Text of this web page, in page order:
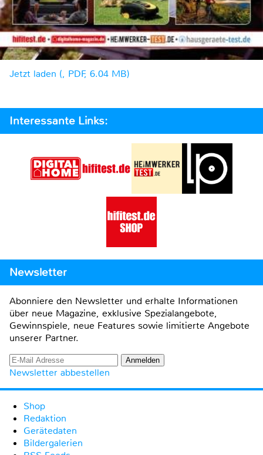
Jetzt laden (, PDF, 6.04 MB)
Interessante Links:
Newsletter
Abonniere den Newsletter und erhalte Informationen
über neue Magazine, exklusive Spezialangebote,
Gewinnspiele, neue Features sowie limitierte Angebote
unserer Partner.
Newsletter abbestellen
Shop
Redaktion
Gerätedaten
Bildergalerien